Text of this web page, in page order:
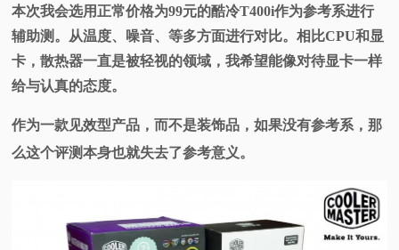
本次我会选用正常价格为99元的酷冷T400i作为参考系进行
辅助测。从温度、噪音、等多方面进行对比。相比CPU和显
卡，散热器一直是被轻视的领域，我希望能像对待显卡一样
给与认真的态度。
作为一款见效型产品，而不是装饰品，如果没有参考系，那
么这个评测本身也就失去了参考意义。